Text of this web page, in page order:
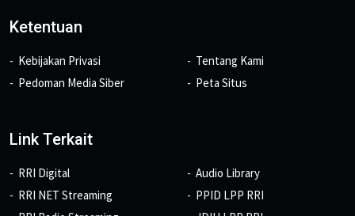
Ketentuan
Kebijakan Privasi
Pedoman Media Siber
Tentang Kami
Peta Situs
Link Terkait
RRI Digital
RRI NET Streaming
Audio Library
PPID LPP RRI